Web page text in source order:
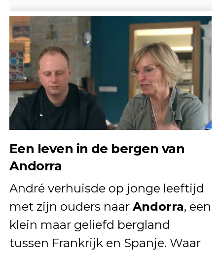
Een leven in de bergen van
Andorra
André verhuisde op jonge leeftijd
met zijn ouders naar Andorra, een
klein maar geliefd bergland
tussen Frankrijk en Spanje. Waar